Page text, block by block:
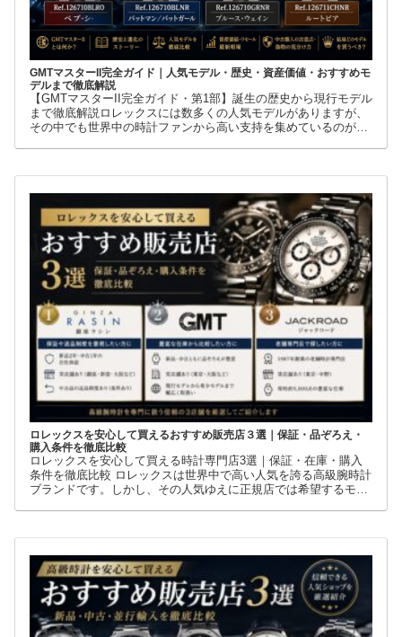
GMTマスターII完全ガイド｜人気モデル・歴史・資産価値・おすすめモ
デルまで徹底解説
【GMTマスターII完全ガイド・第1部】誕生の歴史から現行モデル
まで徹底解説ロレックスには数多くの人気モデルがありますが、
その中でも世界中の時計ファンから高い支持を集めているのが
ロレックスを安心して買えるおすすめ販売店３選｜保証・品ぞろえ・
購入条件を徹底比較
ロレックスを安心して買える時計専門店3選｜保証・在庫・購入
条件を徹底比較 ロレックスは世界中で高い人気を誇る高級腕時計
ブランドです。しかし、その人気ゆえに正規店では希望するモデ